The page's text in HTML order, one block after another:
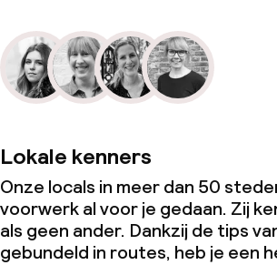
Lokale kenners
Onze locals in meer dan 50
voorwerk al voor je gedaan. Zij
als geen ander. Dankzij de tips
gebundeld in routes, heb je een